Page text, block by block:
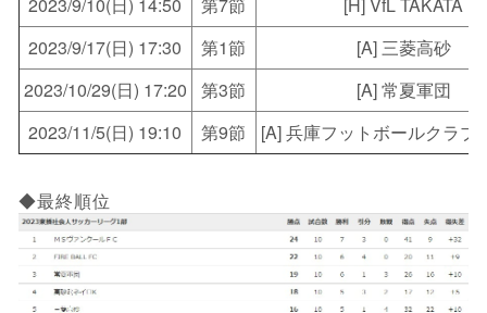
2023/9/17(日) 17:30
第1節
[A] 三菱高砂
2023/10/29(日) 17:20
第3節
[A] 常夏軍団
2023/11/5(日) 19:10
第9節 [A] 兵庫フットボールクラブ
◆最終順位